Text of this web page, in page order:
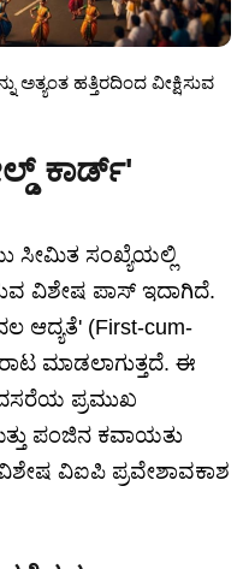
ಹತ್ತಿರದಿಂದ ವೀಕ್ಷಿಸುವ
ಕಾರ್ಡ್'
ಸೀಮಿತ ಸಂಖ್ಯೆಯಲ್ಲಿ
ವಿಶೇಷ ಪಾಸ್ ಇದಾಗಿದೆ.
ಆದ್ಯತೆ' (First-cum-
ಮಾಡಲಾಗುತ್ತದೆ. ಈ
ದಸರೆಯ ಪ್ರಮುಖ
ಪಂಜಿನ ಕವಾಯತು
ವಿಶೇಷ ವಿಐಪಿ ಪ್ರವೇಶಾವಕಾಶ